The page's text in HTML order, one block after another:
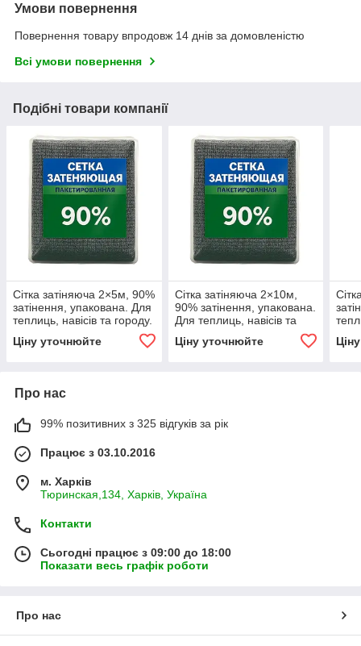
Умови повернення
Повернення товару впродовж 14 днів за домовленістю
Всі умови повернення
Подібні товари компанії
Сітка затіняюча 2×5м, 90%
затінення, упакована. Для
теплиць, навісів та городу.
Ціну уточнюйте
Сітка затіняюча 2×10м,
90% затінення, упакована.
Для теплиць, навісів та
Ціну уточнюйте
Про нас
99% позитивних з 325 відгуків за рік
Працює з 03.10.2016
м. Харків
Тюринская,134, Харків, Україна
Контакти
Сьогодні працює з 09:00 до 18:00
Показати весь графік роботи
Про нас